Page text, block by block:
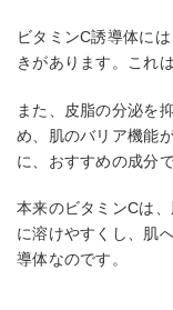
ビタミンC誘導体に
きがあります。これ
また、皮脂の分泌を
め、肌のバリア機能
に、おすすめの成分で
本来のビタミンCは
に溶けやすくし、肌
導体なのです。